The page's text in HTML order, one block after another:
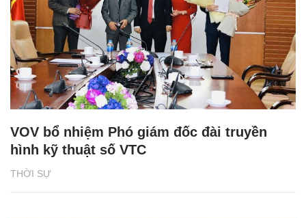
THỜI SỰ
VOV bổ nhiệm Phó giám đốc đài truyền
hình kỹ thuật số VTC